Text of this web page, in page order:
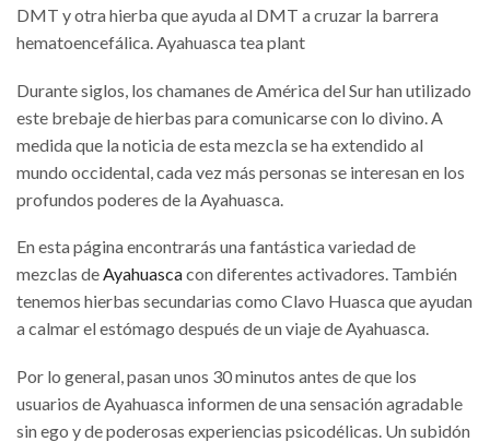
DMT y otra hierba que ayuda al DMT a cruzar la barrera
hematoencefálica. Ayahuasca tea plant
Durante siglos, los chamanes de América del Sur han utilizado
este brebaje de hierbas para comunicarse con lo divino. A
medida que la noticia de esta mezcla se ha extendido al
mundo occidental, cada vez más personas se interesan en los
profundos poderes de la Ayahuasca.
En esta página encontrarás una fantástica variedad de
mezclas deAyahuascacon diferentes activadores. También
tenemos hierbas secundarias como Clavo Huasca que ayudan
a calmar el estómago después de un viaje de Ayahuasca.
Por lo general, pasan unos 30 minutos antes de que los
usuarios de Ayahuasca informen de una sensación agradable
sin ego y de poderosas experiencias psicodélicas. Un subidón